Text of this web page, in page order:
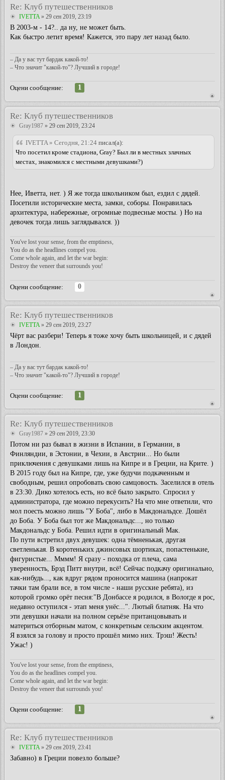
Re: Клуб путешественников
IVETTA» 29 сен 2019, 23:19
В 2003-м - 14?.. да ну, не может быть.
Как быстро летит время! Кажется, это пару лет назад было.
– Да у вас тут бардак какой-то!
– Что значит "какой-то"? Лучший в городе!
Оцени сообщение:
1
Re: Клуб путешественников
Gray1987 » 29 сен 2019, 23:24
IVETTA » Сегодня, 21:24 писал(а):
Что посетил кроме стадиона, Gray? Был ли в местных злачных
местах, знакомился с местными девушками?)
Нее, Иветта, нет. ) Я же тогда школьником был, ездил с дядей.
Посетили исторические места, замки, соборы. Понравилась
архитектура, набережные, огромные подвесные мосты. ) Но на
девочек тогда лишь заглядывался. ))
You've lost your sense, from the emptiness,
You do as the headlines compel you.
Come whole again, and let the war begin:
Destroy the veneer that surrounds you!
Оцени сообщение:
0
Re: Клуб путешественников
IVETTA » 29 сен 2019, 23:27
Чёрт вас разбери! Теперь я тоже хочу быть школьницей, и с дядей
в Лондон.
– Да у вас тут бардак какой-то!
– Что значит "какой-то"? Лучший в городе!
Оцени сообщение:
1
Re: Клуб путешественников
Gray1987 » 29 сен 2019, 23:30
Потом ни раз бывал в жизни в Испании, в Германии, в
Финляндии, в Эстонии, в Чехии, в Австрии... Но были
приключения с девушками лишь на Кипре и в Греции, на Крите. )
В 2015 году был на Кипре, где, уже будучи подкаченным и
свободным, решил опробовать свою самцовость. Заселился в отель
в 23:30. Дико хотелось есть, но всё было закрыто. Спросил у
администратора, где можно перекусить? На что мне ответили, что
мол поесть можно лишь "У Боба", либо в Макдональдсе. Дошёл
до Боба. У Боба был тот же Макдональдс..., но только
Макдональдс у Боба. Решил идти в оригинальный Мак.
По пути встретил двух девушек: одна тёмненькая, другая
светленькая. В коротеньких джинсовых шортиках, попастенькие,
фигуристые... Мммм! Я сразу - походка от плеча, сама
уверенность, Брэд Питт внутри, всё! Сейчас подкачу оригинально,
как-нибудь..., как вдруг рядом проносится машина (напрокат
тачки там брали все, в том числе - наши русские ребята), из
которой громко орёт песня:"В Донбассе я родился, в Вологде я рос,
недавно оступился - этап меня унёс...". Лютый блатняк. На что
эти девушки начали на полном серьёзе пританцовывать и
материться отборным матом, с конкретным сельским акцентом.
Я взялся за голову и просто прошёл мимо них. Трэш! Жесть!
Ужас! )
You've lost your sense, from the emptiness,
You do as the headlines compel you.
Come whole again, and let the war begin:
Destroy the veneer that surrounds you!
Оцени сообщение:
1
Re: Клуб путешественников
IVETTA» 29 сен 2019, 23:41
Забавно) в Греции повезло больше?